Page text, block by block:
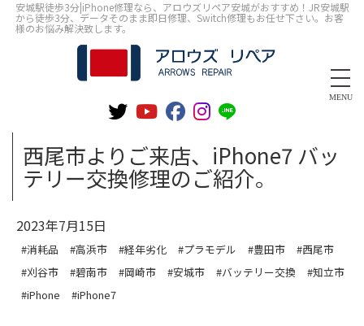
安城駅徒歩3分|iPhone修理なら、アロウズリペア安城がおすすめ！JR安城駅
から徒歩3分、データそのまま即日修理、Switch修理もお任せ下さい。お客
様のお悩み解決致します。
MENU
西尾市よりご来店、iPhone7 バッ
テリー交換修理のご紹介。
2023年7月15日
#消耗品 #高浜市 #経年劣化 #プラモデル #豊田市
#西尾市
#刈谷市
#碧南市 #岡崎市 #安城市 #バッテリー交換
#知立市
#iPhone
#iPhone7